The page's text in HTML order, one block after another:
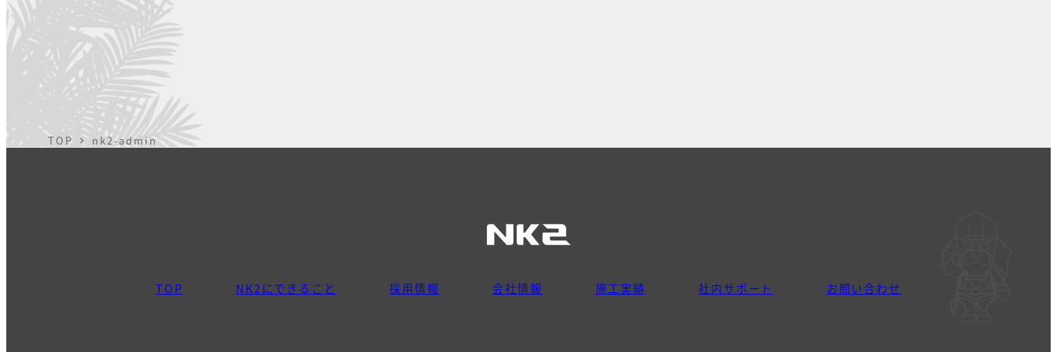
の
ペ
ー
ジTOP nk2-admin
TOP NK2にできること 採用情報 会社情報 施工実績 社内サポート お問い合わせ